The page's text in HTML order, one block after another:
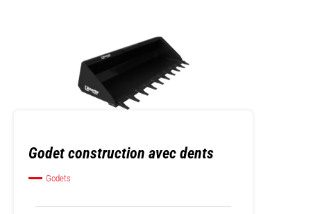
Godet construction avec dents
Godets